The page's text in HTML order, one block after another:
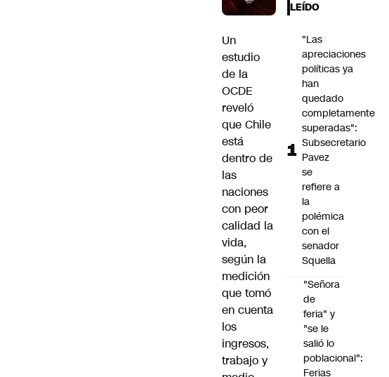
Un
estudio
de la
OCDE
reveló
que Chile
está
dentro de
las
naciones
con peor
calidad la
vida,
según la
medición
que tomó
en cuenta
los
ingresos,
trabajo y
LEÍDO
"Las
apreciaciones
políticas ya
han
quedado
completamente
superadas":
Subsecretario
Pavez
se
refiere a
la
polémica
con el
senador
Squella
"Señora
de
feria" y
"se le
salió lo
poblacional":
Ferias